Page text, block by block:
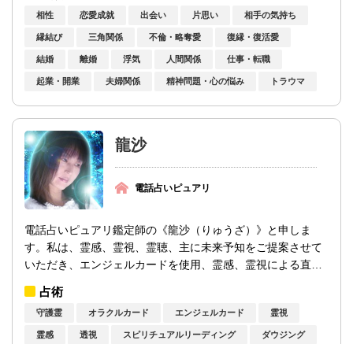
相性 恋愛成就 出会い 片思い 相手の気持ち
縁結び 三角関係 不倫・略奪愛 復縁・復活愛
結婚 離婚 浮気 人間関係 仕事・転職
起業・開業 夫婦関係 精神問題・心の悩み トラウマ
龍沙
電話占いピュアリ
電話占いピュアリ鑑定師の《龍沙（りゅうざ）》と申しま
す。私は、霊感、霊視、霊聴、主に未来予知をご提案させて
いただき、エンジェルカードを使用、霊感、霊視による直感
占術
守護霊 オラクルカード エンジェルカード 霊視
霊感 透視 スピリチュアルリーディング ダウジング